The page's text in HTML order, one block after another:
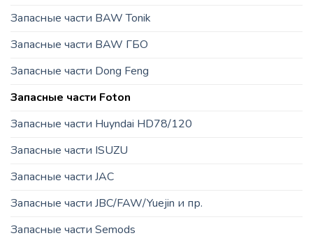
Запасные части BAW Tonik
Запасные части BAW ГБО
Запасные части Dong Feng
Запасные части Foton
Запасные части Huyndai HD78/120
Запасные части ISUZU
Запасные части JAC
Запасные части JBC/FAW/Yuejin и пр.
Запасные части Semods